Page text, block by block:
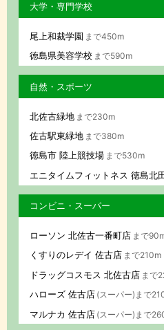
大学・専門学校
尾上和裁学園 まで450m
徳島県美容学校 まで590m
自然・スポーツ
北佐古緑地 まで230m
佐古駅東緑地 まで380m
徳島市 陸上競技場 まで530m
エニタイムフィットネス 徳島北
コンビニ・スーパー
ローソン 北佐古一番町店 まで
くすりのレデイ 佐古店 まで210m
ドラッグコスモス 北佐古店 まで
ハローズ 佐古店 (スーパー)まで
マルナカ 佐古店 (スーパー)まで